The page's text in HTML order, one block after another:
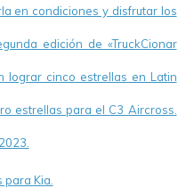
en condiciones y disfrutar los
edición de «TruckCionar
lograr cinco estrellas en Latin
estrellas para el C3 Aircross.
Kia.